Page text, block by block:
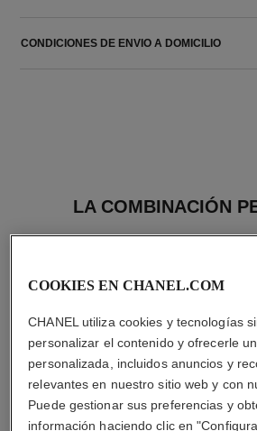
CONDICIONES DE ENVIO A DOMICILIO
LA COMBINACIÓN
COOKIES EN CHANEL.COM
CHANEL utiliza cookies y tecnologías
personalizar el contenido y ofrecerle
personalizada, incluidos anuncios y
relevantes en nuestro sitio web y con
Puede gestionar sus preferencias y
información haciendo clic en